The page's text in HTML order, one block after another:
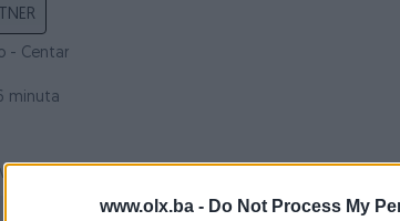
www.olx.ba - Do Not Process My
- Centar
minuta